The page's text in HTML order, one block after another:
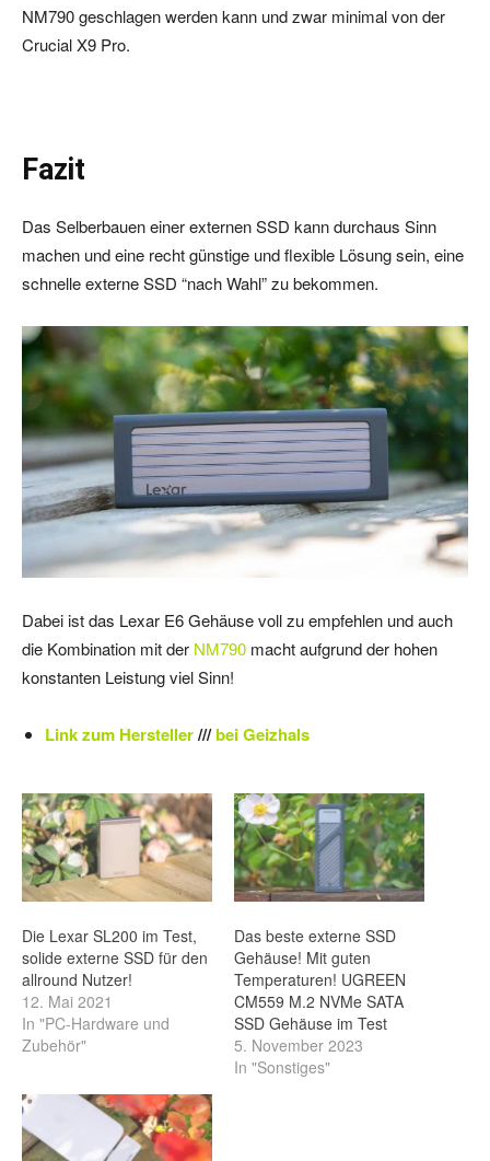
NM790 geschlagen werden kann und zwar minimal von der
Crucial X9 Pro.
Fazit
Das Selberbauen einer externen SSD kann durchaus Sinn
machen und eine recht günstige und flexible Lösung sein, eine
schnelle externe SSD “nach Wahl” zu bekommen.
Dabei ist das Lexar E6 Gehäuse voll zu empfehlen und auch
die Kombination mit der NM790 macht aufgrund der hohen
konstanten Leistung viel Sinn!
Link zum Hersteller///bei Geizhals
Die Lexar SL200 im Test,
solide externe SSD für den
allround Nutzer!
12. Mai 2021
In "PC-Hardware und
Zubehör"
Das beste externe SSD
Gehäuse! Mit guten
Temperaturen! UGREEN
CM559 M.2 NVMe SATA
SSD Gehäuse im Test
5. November 2023
In "Sonstiges"